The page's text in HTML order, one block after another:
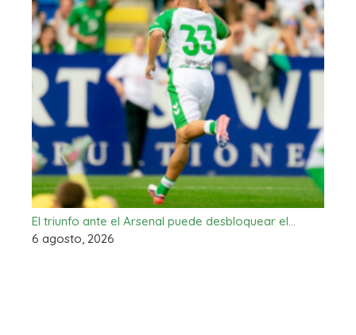
El triunfo ante el Arsenal puede desbloquear el…
6 agosto, 2026